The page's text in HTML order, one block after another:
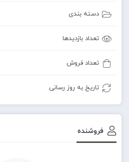
دسته بندی
تعداد بازدیدها
تعداد فروش
تاریخ به روز رسانی
فروشنده